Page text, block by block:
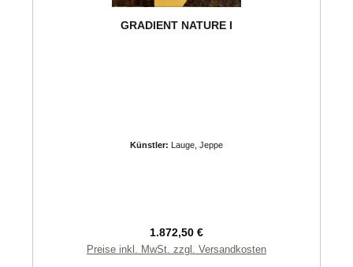
GRADIENT NATURE I
Künstler: Lauge, Jeppe
Regulärer Preis:
1.872,50 €
Preise inkl. MwSt. zzgl. Versandkosten